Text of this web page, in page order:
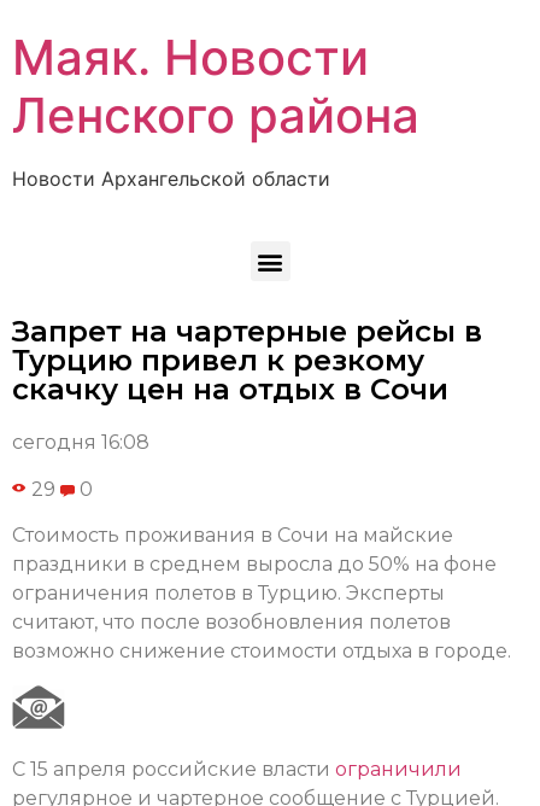
Маяк. Новости
Ленского района
Новости Архангельской области
Запрет на чартерные рейсы в
Турцию привел к резкому
скачку цен на отдых в Сочи
сегодня 16:08
29 0
Стоимость проживания в Сочи на майские
праздники в среднем выросла до 50% на фоне
ограничения полетов в Турцию. Эксперты
считают, что после возобновления полетов
возможно снижение стоимости отдыха в городе.
С 15 апреля российские власти ограничили
регулярное и чартерное сообщение с Турцией.